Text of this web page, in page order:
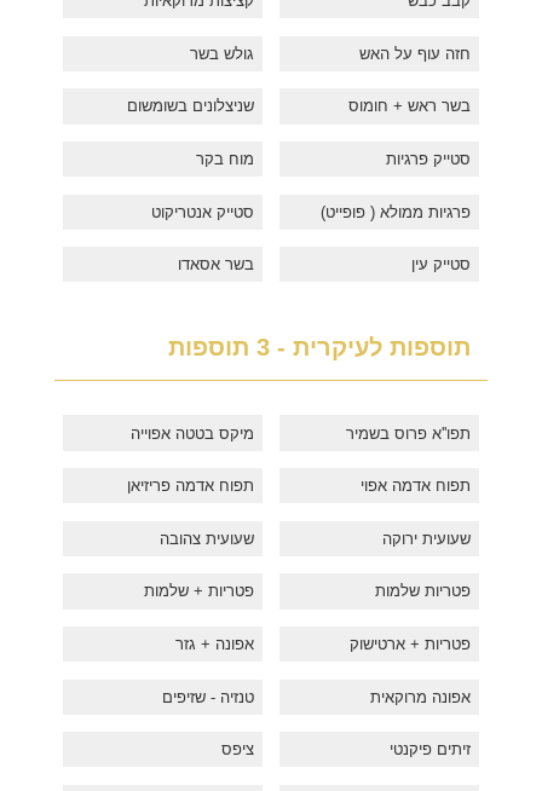
חזה עוף על האש גולש בשר
בשר ראש + חומוס שניצלונים בשומשום
סטייק פרגיות מוח בקר
פרגיות ממולא ( פופייט) סטייק אנטריקוט
סטייק עין בשר אסאדו
תוספות לעיקרית - 3 תוספות
תפו''א פרוס בשמיר מיקס בטטה אפוייה
תפוח אדמה אפוי תפוח אדמה פריזיאן
שעועית ירוקה שעועית צהובה
פטריות שלמות פטריות + שלמות
פטריות + ארטישוק אפונה + גזר
אפונה מרוקאית טנזיה - שזיפים
זיתים פיקנטי ציפס